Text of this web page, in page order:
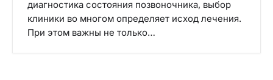
диагностика состояния позвоночника, выбор
клиники во многом определяет исход лечения.
При этом важны не только…